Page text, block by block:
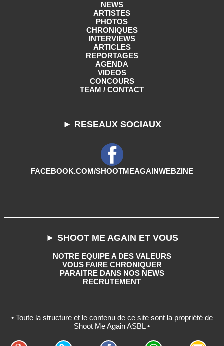
NEWS
ARTISTES
PHOTOS
CHRONIQUES
INTERVIEWS
ARTICLES
REPORTAGES
AGENDA
VIDEOS
CONCOURS
TEAM / CONTACT
► RESEAUX SOCIAUX
FACEBOOK.COM/SHOOTMEAGAINWEBZINE
► SHOOT ME AGAIN ET VOUS
NOTRE EQUIPE A DES VALEURS
VOUS FAIRE CHRONIQUER
PARAITRE DANS NOS NEWS
RECRUTEMENT
• Toute la structure et le contenu de ce site sont la propriété de
Shoot Me Again ASBL •